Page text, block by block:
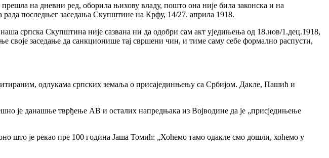
на дневни ред, оборила њихову владу, пошто она није била законска и на
рада последњег заседања Скупштине на Крфу, 14/27. априла 1918.
српска Скупштина није сазвана ни да одобри сам акт уједињења од 18.нов/1.дец.1918,
своје заседање да санкционише тај свршени чин, и тиме саму себе формално распусти,
одлукама српских земаља о присајединњењу са Србијом. Дакле, Пашић и
је данашње тврђење АВ и осталих напредњака из Војводине да је „присједињење
што је рекао пре 100 година Јаша Томић: „Хоћемо тамо одакле смо дошли, хоћемо у